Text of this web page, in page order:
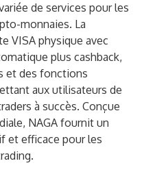
de services pour les
monnaies. La
VISA physique avec
plus cashback,
et des fonctions
aux utilisateurs de
à succès. Conçue
NAGA fournit un
et efficace pour les